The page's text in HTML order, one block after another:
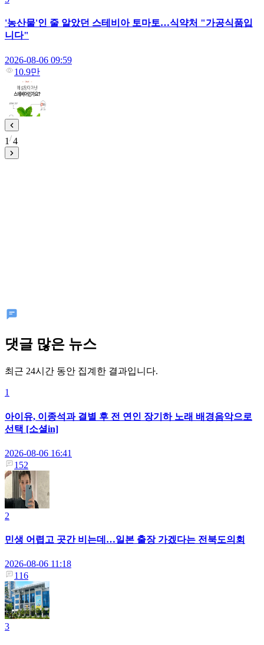
'농산물'인 줄 알았던 스테비아 토마토…식약처 "가공식품입
니다"
2026-08-06 09:59
10.9만
1 4
댓글 많은 뉴스
최근 24시간 동안 집계한 결과입니다.
1
아이유, 이종석과 결별 후 전 연인 장기하 노래 배경음악으로
선택 [소셜in]
2026-08-06 16:41
152
2
민생 어렵고 곳간 비는데…일본 출장 가겠다는 전북도의회
2026-08-06 11:18
116
3